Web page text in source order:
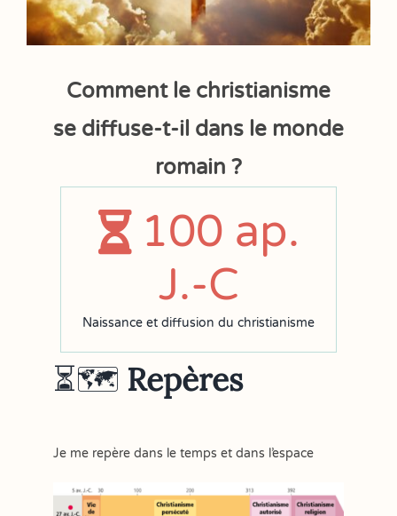
Comment le christianisme
se diffuse-t-il dans le monde
romain ?
100 ap.
J.-C
Naissance et diffusion du christianisme
⏳🗺 Repères
Je me repère dans le temps et dans l’espace